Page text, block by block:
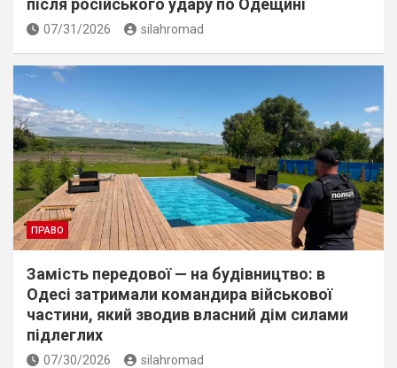
пiсля росiйського удару по Одещині
07/31/2026 silahromad
ПРАВО
Замість передової — на будівництво: в
Одесі затримали командира військової
частини, який зводив власний дім силами
підлеглих
07/30/2026 silahromad